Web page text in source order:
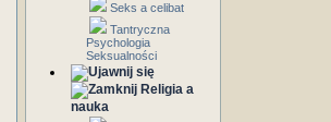
Seks a celibat
Tantryczna
Psychologia
Seksualności
Religia a
nauka